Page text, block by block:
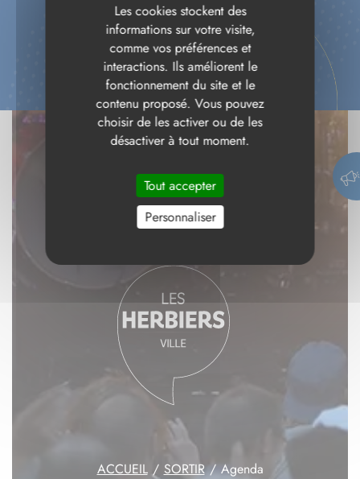
ACCUEIL SORTIR Agenda
Les cookies stockent des
informations sur votre visite,
comme vos préférences et
interactions. Ils améliorent le
fonctionnement du site et le
contenu proposé. Vous pouvez
choisir de les activer ou de les
désactiver à tout moment.
Tout accepter
Personnaliser